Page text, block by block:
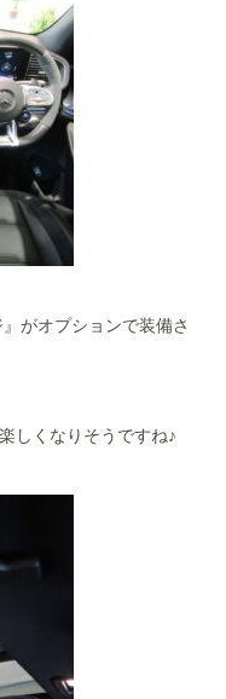
がオプションで装備さ
しくなりそうですね♪